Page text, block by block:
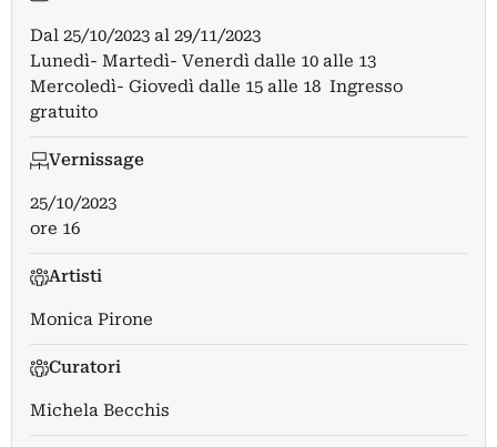
Dal 25/10/2023 al 29/11/2023
Lunedì- Martedì- Venerdì dalle 10 alle 13
Mercoledì- Giovedì dalle 15 alle 18 Ingresso
gratuito
Vernissage
25/10/2023
ore 16
Artisti
Monica Pirone
Curatori
Michela Becchis